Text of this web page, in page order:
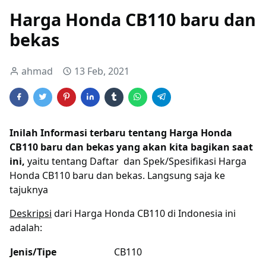
Harga Honda CB110 baru dan
bekas
ahmad 13 Feb, 2021
Inilah Informasi terbaru tentang Harga Honda
CB110 baru dan bekas yang akan kita bagikan saat
ini, yaitu tentang Daftar dan Spek/Spesifikasi Harga
Honda CB110 baru dan bekas. Langsung saja ke
tajuknya
Deskripsi dari Harga Honda CB110 di Indonesia ini
adalah:
Jenis/Tipe
CB110